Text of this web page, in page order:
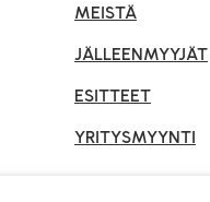
MEISTÄ
JÄLLEENMYYJÄT
ESITTEET
YRITYSMYYNTI